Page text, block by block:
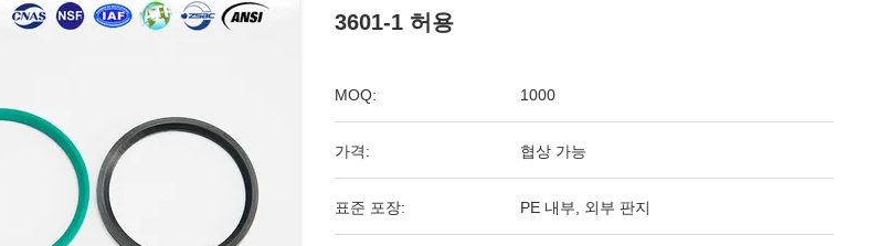
3601-1 허용
MOQ: 1000
가격: 협상 가능
표준 포장: PE 내부, 외부 판지